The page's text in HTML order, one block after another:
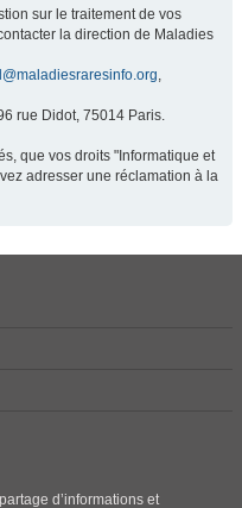
sur le traitement de vos
la direction de Maladies
,
rue Didot, 75014 Paris.
que vos droits "Informatique et
adresser une réclamation à la
d’informations et